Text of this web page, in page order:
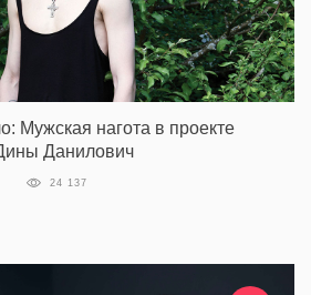
Мужская нагота в проекте
Данилович
24 137